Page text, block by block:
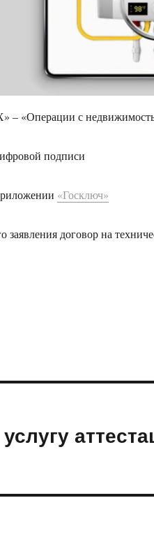
– «Операции с
подписи
«Госключ»
договор на